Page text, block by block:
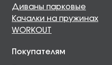
Диваны парковые
Качалки на пружинах
WORKOUT
Покупателям